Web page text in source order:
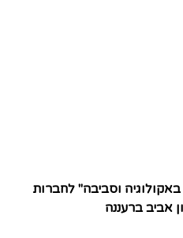
וסביבה" לחברות
אביב ברעננה